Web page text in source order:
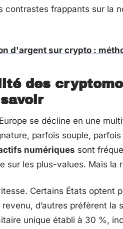
contrastes frappants sur la
d'argent sur crypto :
des
se décline en une
parfois souple,
numériques sont
sur les plus-values. Mais la
Certains États optent
d’autres préfèrent la
unique établi à 30 %,